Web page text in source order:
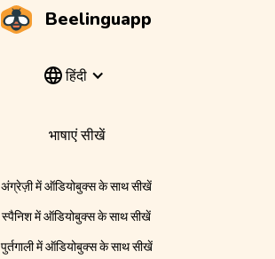
Beelinguapp
हिंदी
भाषाएं सीखें
अंग्रेज़ी में ऑडियोबुक्स के साथ सीखें
स्पैनिश में ऑडियोबुक्स के साथ सीखें
पुर्तगाली में ऑडियोबुक्स के साथ सीखें